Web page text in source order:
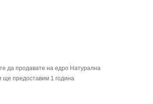
да продавате на едро Натурална
ще предоставим 1 година